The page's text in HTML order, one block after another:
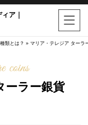
ア｜
類とは？ » マリア・テレジア ターラ
ーラー銀貨